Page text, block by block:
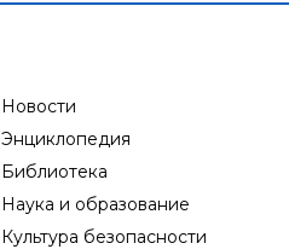
Новости
Энциклопедия
Библиотека
Наука и образование
Культура безопасности